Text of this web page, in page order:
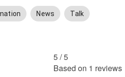
News Talk
5 /5
Based on 1 reviews